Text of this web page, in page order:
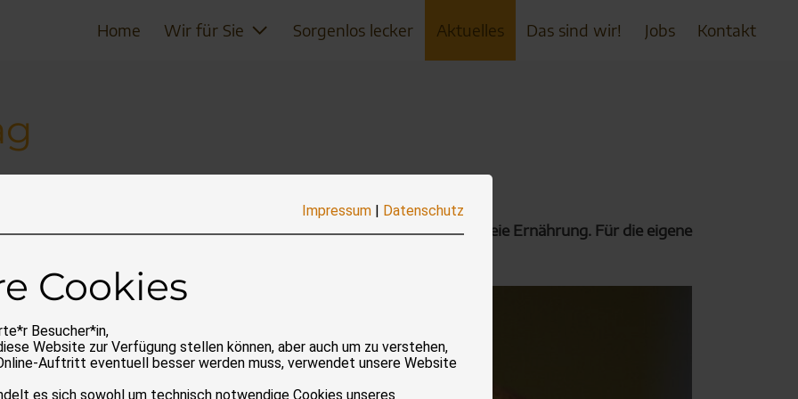
Home Wir für Sie Sorgenlos lecker Aktuelles Das sind wir! Jobs Kontakt
feiern Menschen heute weltweit die fleischlose und damit tierleidfreie Ernährung. Für die eigene
ist jeder Vegetarier ein Gewinn.
Impressum | Datenschutz
Cookies
Besucher*in,
Website zur Verfügung stellen können, aber auch um zu verstehen,
Auftritt eventuell besser werden muss, verwendet unsere Website
es sich sowohl um technisch notwendige Cookies unseres